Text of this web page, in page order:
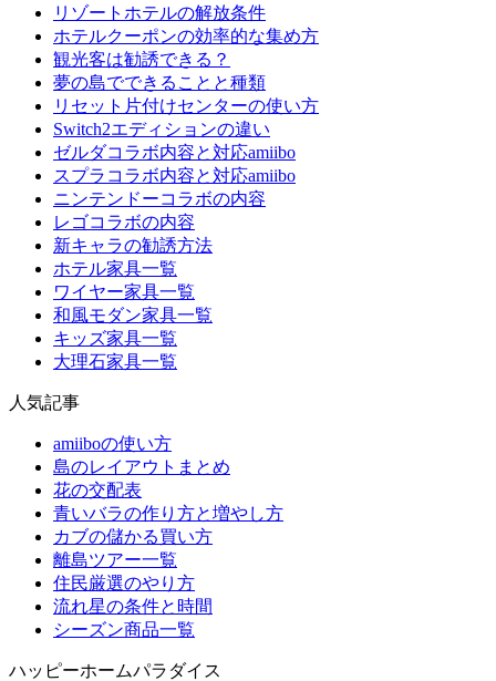
リゾートホテルの解放条件
ホテルクーポンの効率的な集め方
観光客は勧誘できる？
夢の島でできることと種類
リセット片付けセンターの使い方
Switch2エディションの違い
ゼルダコラボ内容と対応amiibo
スプラコラボ内容と対応amiibo
ニンテンドーコラボの内容
レゴコラボの内容
新キャラの勧誘方法
ホテル家具一覧
ワイヤー家具一覧
和風モダン家具一覧
キッズ家具一覧
大理石家具一覧
人気記事
amiiboの使い方
島のレイアウトまとめ
花の交配表
青いバラの作り方と増やし方
カブの儲かる買い方
離島ツアー一覧
住民厳選のやり方
流れ星の条件と時間
シーズン商品一覧
ハッピーホームパラダイス